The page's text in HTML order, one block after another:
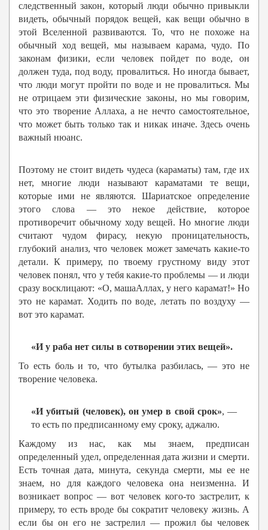
следственный закон, который люди обычно привыкли
видеть, обычный порядок вещей, как вещи обычно в
этой Вселенной развиваются. То, что не похоже на
обычный ход вещей, мы называем карама, чудо. По
законам физики, если человек пойдет по воде, он
должен туда, под воду, провалиться. Но иногда бывает,
что люди могут пройти по воде и не провалиться. Мы
не отрицаем эти физические законы, но мы говорим,
что это творение Аллаха, а не нечто самостоятельное,
что может быть только так и никак иначе. Здесь очень
важный нюанс.
Поэтому не стоит видеть чудеса (караматы) там, где их
нет, многие люди называют караматами те вещи,
которые ими не являются. Шариатское определение
этого слова — это некое действие, которое
противоречит обычному ходу вещей. Но многие люди
считают чудом фирасу, некую проницательность,
глубокий анализ, что человек может замечать какие-то
детали. К примеру, по твоему грустному виду этот
человек понял, что у тебя какие-то проблемы — и люди
сразу восклицают: «О, машаАллах, у него карамат!» Но
это не карамат. Ходить по воде, летать по воздуху —
вот это карамат.
«И у раба нет силы в сотворении этих вещей».
То есть боль и то, что бутылка разбилась, — это не
творение человека.
«И убитый (человек), он умер в свой срок», —
то есть по предписанному ему сроку, аджалю.
Каждому из нас, как мы знаем, предписан
определенный удел, определенная дата жизни и смерти.
Есть точная дата, минута, секунда смерти, мы ее не
знаем, но для каждого человека она неизменна. И
возникает вопрос — вот человек кого-то застрелит, к
примеру, то есть вроде бы сократит человеку жизнь. А
если бы он его не застрелил — прожил бы человек